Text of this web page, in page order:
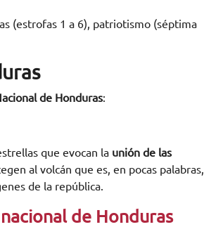
(estrofas 1 a 6), patriotismo (séptima
de Honduras:
que evocan la unión de las
al volcán que es, en pocas palabras,
de la república.
de Honduras